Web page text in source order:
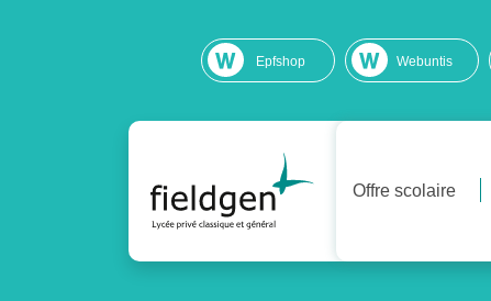
Epfshop Webuntis
Offre scolaire